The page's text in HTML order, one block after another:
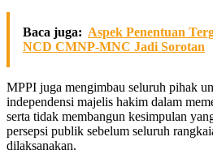
Baca juga: Aspek Penentuan
NCD CMNP-MNC Jadi Sorotan
MPPI juga mengimbau seluruh pihak
independensi majelis hakim dalam
serta tidak membangun kesimpulan
persepsi publik sebelum seluruh
dilaksanakan.